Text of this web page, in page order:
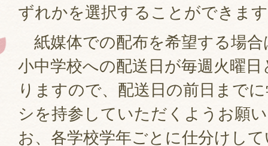
ずれかを選択することができま
紙媒体での配布を希望する場合
小中学校への配送日が毎週火曜
りますので、配送日の前日まで
シを持参していただくようお願
お、各学校学年ごとに仕分けし